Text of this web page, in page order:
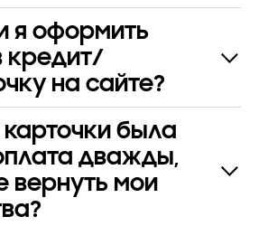
я оформить
кредит/
на сайте?
была
дважды,
вернуть мои